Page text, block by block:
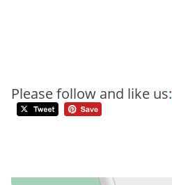
Please follow and like us: